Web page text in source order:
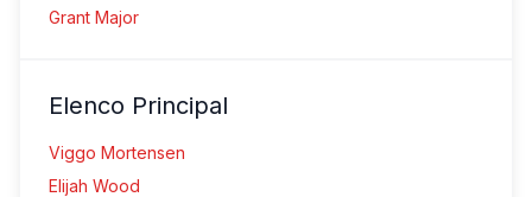
Grant Major
Elenco Principal
Viggo Mortensen
Elijah Wood